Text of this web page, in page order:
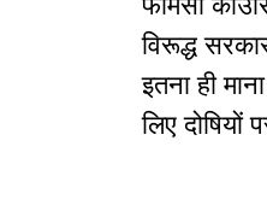
विरूद्ध
इतना ही
लिए दोषियों